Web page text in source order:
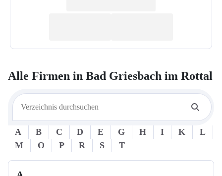
Alle Firmen in Bad Griesbach im Rottal
A B C D E G H I K
L
M
O P R S T